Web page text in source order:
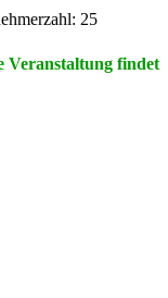
25
Veranstaltung findet